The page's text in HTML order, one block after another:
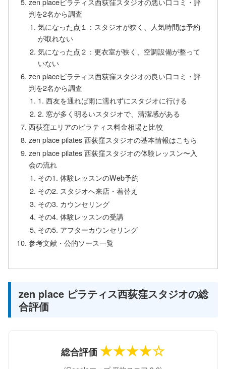
判を2名から調査
気になった点１：スタジオが狭く、人気時間は予約
が取れない
気になった点２：更衣室が狭く、空調設備が整って
いない
zen placeピラティス西荻窪スタジオの良い口コミ・評
判を2名から調査
1. 西友を通れば雨に濡れずにスタジオに行ける
2. 窓が多く明るいスタジオで、清潔感がある
西荻窪エリアのピラティス料金相場と比較
zen place pilates 西荻窪スタジオの基本情報はこちら
zen place pilates 西荻窪スタジオの体験レッスン〜入
会の流れ
その1. 体験レッスンのWeb予約
その2. スタジオへ来店・着替え
その3. カウンセリング
その4. 体験レッスンの受講
その5. アフターカウンセリング
参考文献・公的ソース一覧
zen place ピラティス西荻窪スタジオの総
合評価
総合評価★★★★☆